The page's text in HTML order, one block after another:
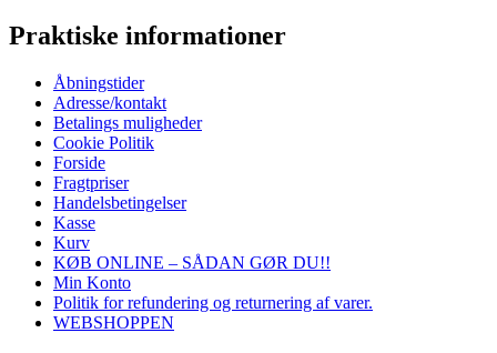
Praktiske informationer
Åbningstider
Adresse/kontakt
Betalings muligheder
Cookie Politik
Forside
Fragtpriser
Handelsbetingelser
Kasse
Kurv
KØB ONLINE – SÅDAN GØR DU!!
Min Konto
Politik for refundering og returnering af varer.
WEBSHOPPEN